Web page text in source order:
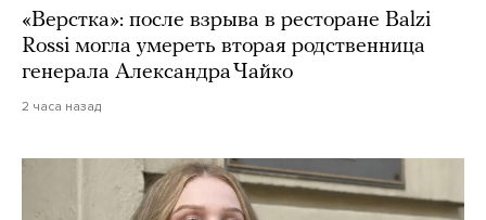
«Верстка»: после взрыва в ресторане Balzi
Rossi могла умереть вторая родственница
генерала Александра Чайко
2 часа назад